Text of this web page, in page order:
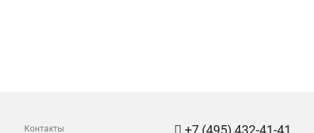
Контакты +7 (495) 432-41-41